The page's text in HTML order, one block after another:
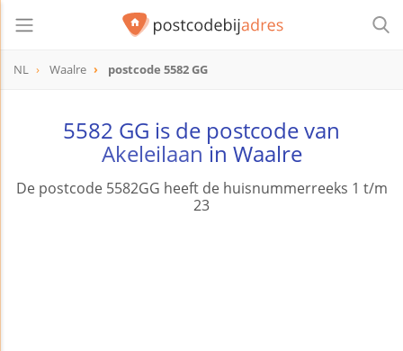
NL Waalre postcode 5582 GG
5582 GG is de postcode van
Akeleilaan in Waalre
De postcode 5582GG heeft de huisnummerreeks 1 t/m
23